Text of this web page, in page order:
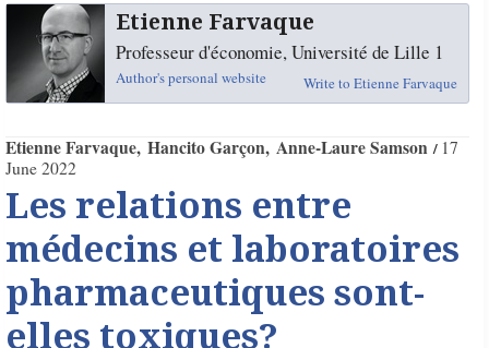
Etienne Farvaque
Professeur d'économie, Université de Lille 1
Author's personal website Write to Etienne Farvaque
Etienne Farvaque Hancito Garçon Anne-Laure Samson
17
June 2022
Les relations entre
médecins et laboratoires
pharmaceutiques sont-
elles toxiques?